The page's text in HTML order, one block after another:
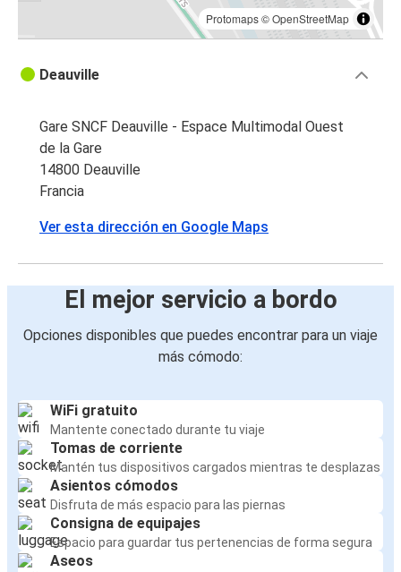
Protomaps©OpenStreetMap
Deauville
Gare SNCF Deauville - Espace Multimodal Ouest
de la Gare
14800 Deauville
Francia
Ver esta dirección en Google Maps
El mejor servicio a bordo
Opciones disponibles que puedes encontrar para un viaje
más cómodo:
WiFi gratuito
Mantente conectado durante tu viaje
Tomas de corriente
Mantén tus dispositivos cargados mientras te desplazas
Asientos cómodos
Disfruta de más espacio para las piernas
Consigna de equipajes
Espacio para guardar tus pertenencias de forma segura
Aseos